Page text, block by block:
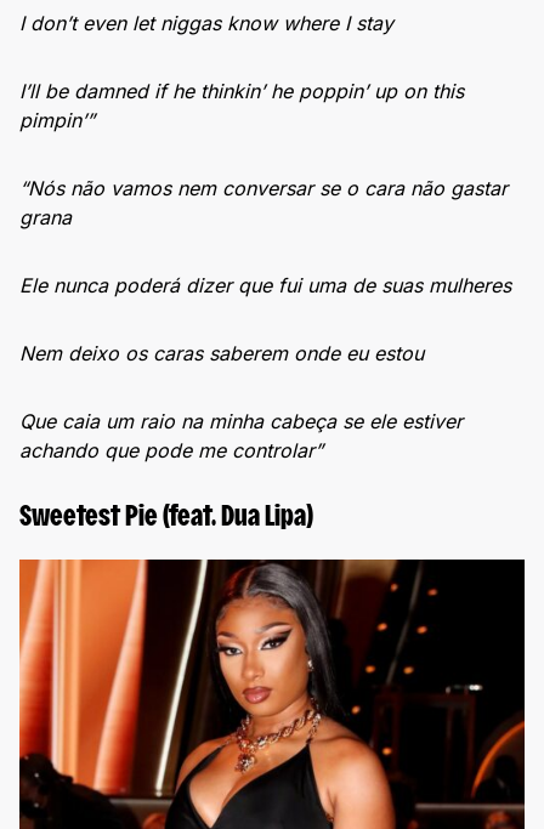
I don’t even let niggas know where I stay
I’ll be damned if he thinkin’ he poppin’ up on this
pimpin’”
“Nós não vamos nem conversar se o cara não gastar
grana
Ele nunca poderá dizer que fui uma de suas mulheres
Nem deixo os caras saberem onde eu estou
Que caia um raio na minha cabeça se ele estiver
achando que pode me controlar”
Sweetest Pie (feat. Dua Lipa)